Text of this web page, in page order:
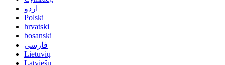
اردو
Polski
hrvatski
bosanski
فارسی
Lietuvių
Latviešu